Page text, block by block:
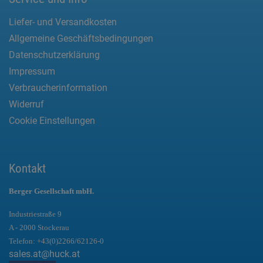
Liefer- und Versandkosten
Allgemeine Geschäftsbedingungen
Datenschutzerklärung
Impressum
Verbraucherinformation
Widerruf
Cookie Einstellungen
Kontakt
Berger Gesellschaft mbH.
Industriestraße 9
A - 2000 Stockerau
Telefon: +43(0)2266/62126-0
sales.at@huck.at